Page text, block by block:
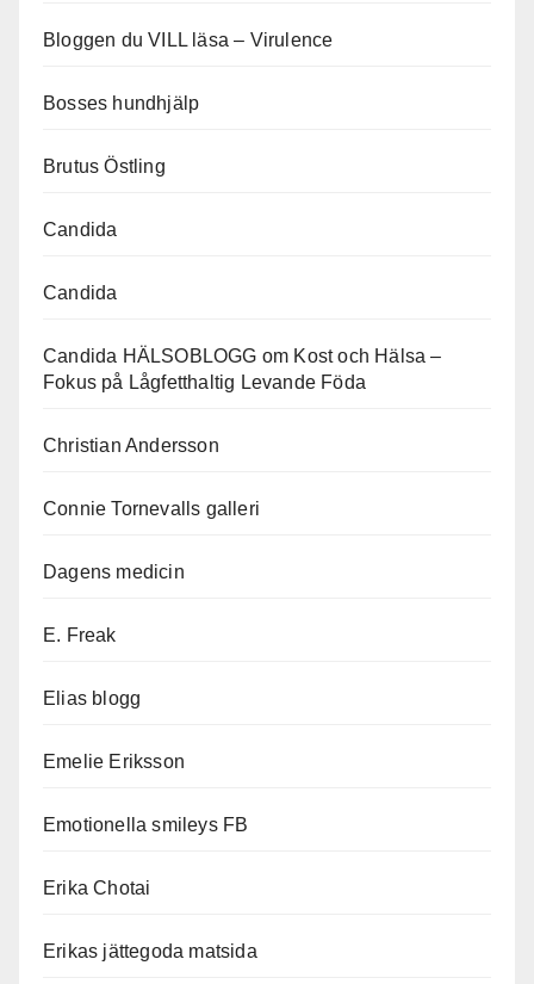
Bloggen du VILL läsa – Virulence
Bosses hundhjälp
Brutus Östling
Candida
Candida
Candida HÄLSOBLOGG om Kost och Hälsa –
Fokus på Lågfetthaltig Levande Föda
Christian Andersson
Connie Tornevalls galleri
Dagens medicin
E. Freak
Elias blogg
Emelie Eriksson
Emotionella smileys FB
Erika Chotai
Erikas jättegoda matsida